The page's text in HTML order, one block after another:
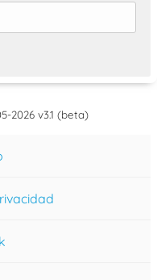
-2026 v3.1 (beta)